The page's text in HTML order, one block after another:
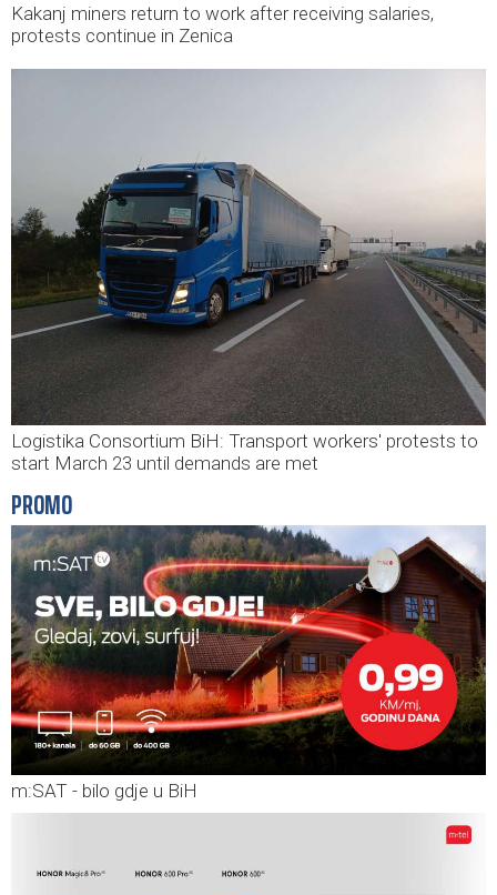
Kakanj miners return to work after receiving salaries,
protests continue in Zenica
Logistika Consortium BiH: Transport workers' protests to
start March 23 until demands are met
PROMO
m:SAT - bilo gdje u BiH